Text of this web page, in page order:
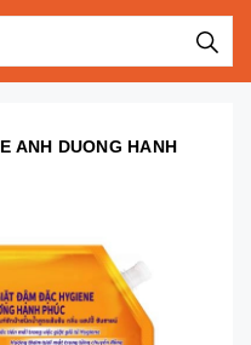
ANH DUONG HANH